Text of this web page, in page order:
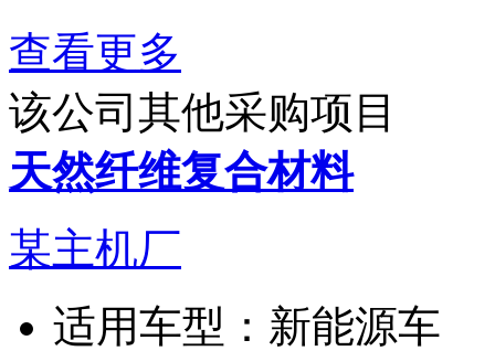
查看更多
该公司其他采购项目
天然纤维复合材料
某主机厂
适用车型： 新能源车